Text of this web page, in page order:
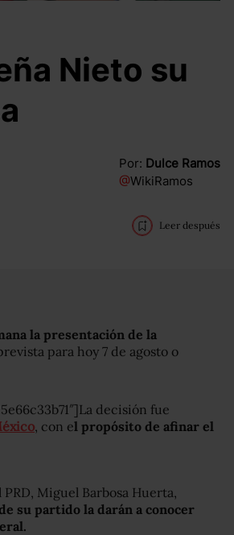
Nieto su
Por: Dulce Ramos
@WikiRamos
Leer después
la presentación de la
para hoy 7 de agosto o
decisión fue
, con el propósito de afinar el
Miguel Barbosa Huerta,
su partido la darán a conocer